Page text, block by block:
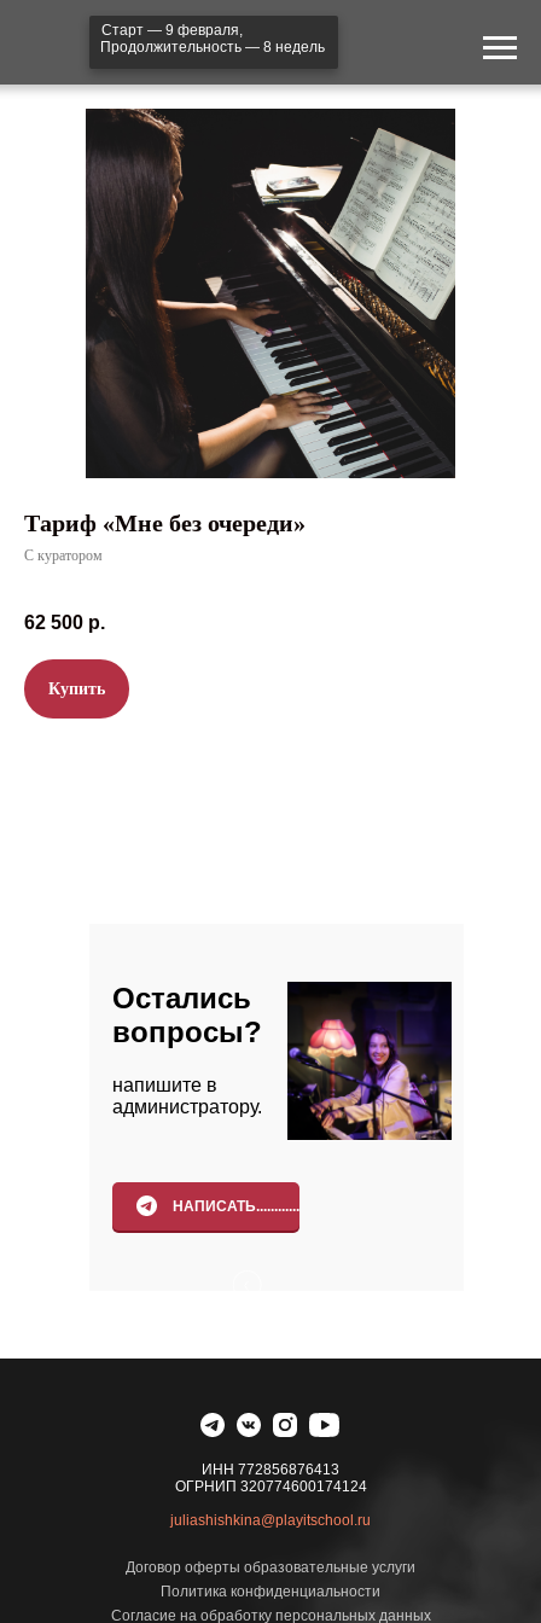
Старт — 9 февраля,
Продолжительность — 8 недель
Тариф «Мне без очереди»
С куратором
62 500 р.
Купить
Остались
вопросы?
напишите в
администратору.
НАПИСАТЬ............
ИНН 772856876413
ОГРНИП 320774600174124
juliashishkina@playitschool.ru
Договор оферты образовательные услуги
Политика конфиденциальности
Согласие на обработку персональных данных